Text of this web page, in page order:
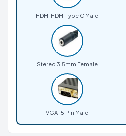
HDMI HDMI Type C Male
Stereo 3.5mm Female
VGA 15 Pin Male